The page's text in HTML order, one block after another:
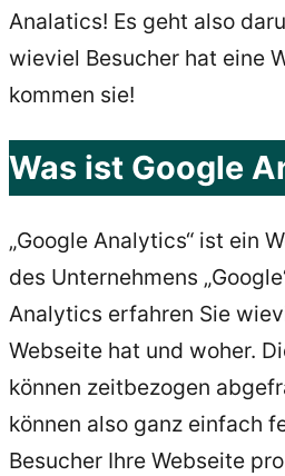
Analatics! Es geht also
wieviel Besucher hat eine
kommen sie!
Was ist Google
„Google Analytics“ ist ein
des Unternehmens
Analytics erfahren Sie
Webseite hat und woher.
können zeitbezogen
können also ganz einfach
Besucher Ihre Webseite